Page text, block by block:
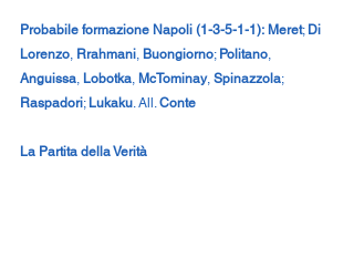
Probabile formazione Napoli (1-3-5-1-1): Meret; Di
Lorenzo, Rrahmani, Buongiorno; Politano,
Anguissa, Lobotka, McTominay, Spinazzola;
Raspadori; Lukaku. All. Conte
La Partita della Verità